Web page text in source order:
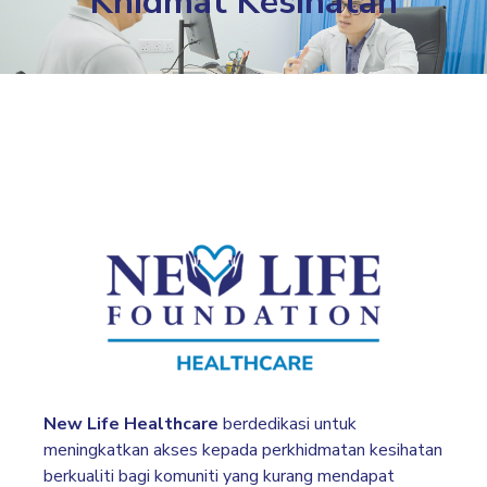
New Life Healthcare berdedikasi untuk
meningkatkan akses kepada perkhidmatan kesihatan
berkualiti bagi komuniti yang kurang mendapat